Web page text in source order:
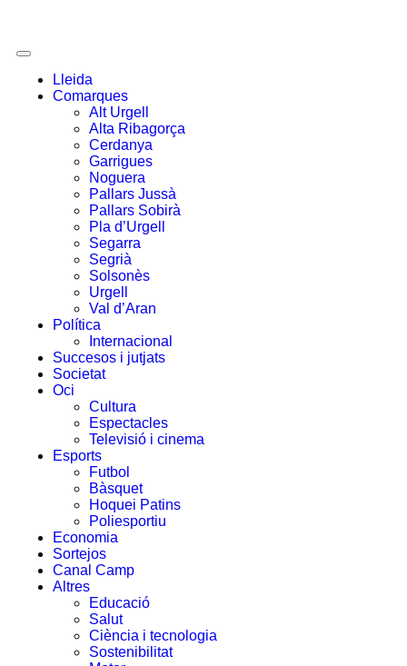
Lleida
Comarques
Alt Urgell
Alta Ribagorça
Cerdanya
Garrigues
Noguera
Pallars Jussà
Pallars Sobirà
Pla d’Urgell
Segarra
Segrià
Solsonès
Urgell
Val d’Aran
Política
Internacional
Succesos i jutjats
Societat
Oci
Cultura
Espectacles
Televisió i cinema
Esports
Futbol
Bàsquet
Hoquei Patins
Poliesportiu
Economia
Sortejos
Canal Camp
Altres
Educació
Salut
Ciència i tecnologia
Sostenibilitat